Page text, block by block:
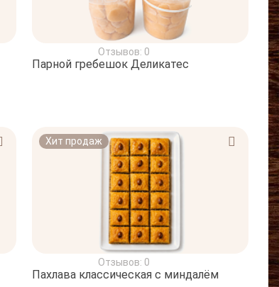
Отзывов: 0
Парной гребешок Деликатес
Хит продаж
Отзывов: 0
Пахлава классическая с миндалём